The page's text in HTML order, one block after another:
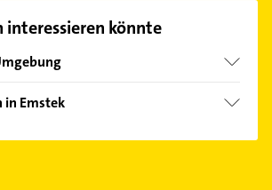
Kontaktdaten
interessieren könnte
in Emstek